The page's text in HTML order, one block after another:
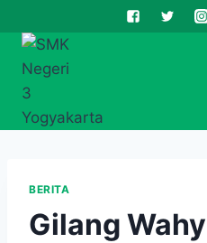
to
content
BERITA
Gilang